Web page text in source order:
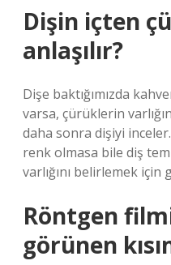
Dişin içten
anlaşılır?
Dişe baktığımızda
varsa, çürüklerin
daha sonra dişiyi
renk olmasa bile diş
varlığını belirlemek
Röntgen
görünen